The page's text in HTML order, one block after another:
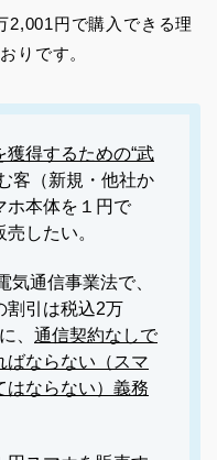
2,001円で購入できる理
りです。
獲得するための“武
客（新規・他社か
ホ本体を１円で
したい。
気通信事業法で、
割引は税込2万
、 通信契約なしで
ばならない（スマ
はならない）義務